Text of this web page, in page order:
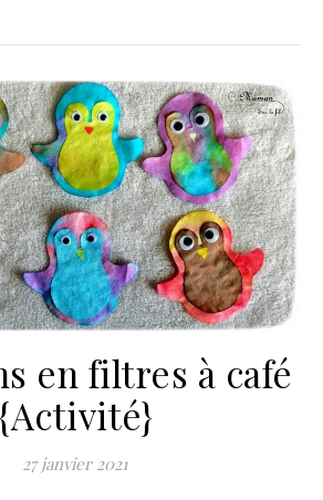
en filtres à café
{Activité}
27 janvier 2021